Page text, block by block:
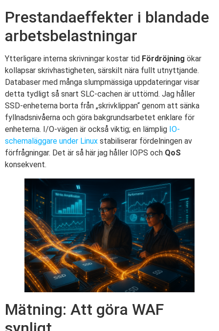
Prestandaeffekter i blandade
arbetsbelastningar
Ytterligare interna skrivningar kostar tid Fördröjning ökar
kollapsar skrivhastigheten, särskilt nära fullt utnyttjande.
Databaser med många slumpmässiga uppdateringar visar
detta tydligt så snart SLC-cachen är uttömd. Jag håller
SSD-enheterna borta från „skrivklippan“ genom att sänka
fyllnadsnivåerna och göra bakgrundsarbetet enklare för
enheterna. I/O-vägen är också viktig; en lämplig IO-
schemaläggare under Linux stabiliserar fördelningen av
förfrågningar. Det är så här jag håller IOPS och QoS
konsekvent.
Mätning: Att göra WAF